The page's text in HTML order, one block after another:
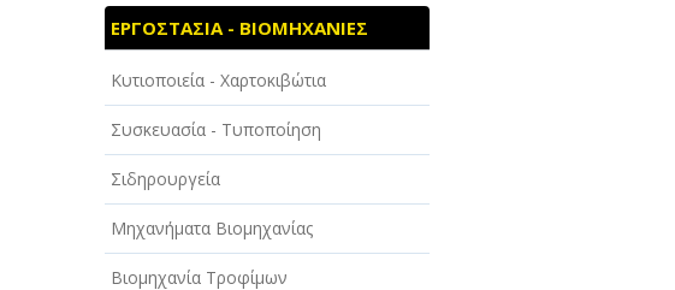
ΑΓΡΟΤΙΚΑ - ΚΤΗΝΟΤΡΟΦΙΚΑ
ΑΘΛΗΤΙΣΜΟΣ
ΑΥΤΟΚΙΝΗΤΑ - ΜΗΧΑΝΕΣ - ΣΚΑΦΗ
ΔΙΑΣΚΕΔΑΣΗ - ΨΥΧΑΓΩΓΙΑ - ΤΕΧΝΕΣ
ΔΙΑΦΗΜΙΣΗ - ΜΜΕ
ΕΚΚΛΗΣΙΕΣ - ΦΙΛΑΝΘΡΩΠΙΚΑ
ΣΩΜΑΤΕΙΑ
ΕΡΓΟΣΤΑΣΙΑ - ΒΙΟΜΗΧΑΝΙΕΣ
Κυτιοποιεία - Χαρτοκιβώτια
Συσκευασία - Τυποποίηση
Σιδηρουργεία
Μηχανήματα Βιομηχανίας
Βιομηχανία Τροφίμων